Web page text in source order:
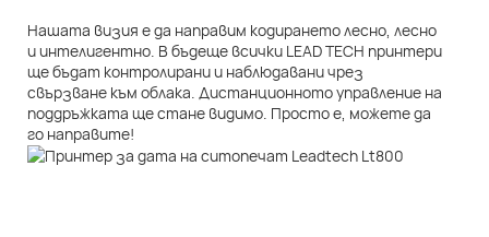
Нашата визия е да направим кодирането лесно, лесно
и интелигентно. В бъдеще всички LEAD TECH принтери
ще бъдат контролирани и наблюдавани чрез
свързване към облака. Дистанционното управление на
поддръжката ще стане видимо. Просто е, можете да
го направите!